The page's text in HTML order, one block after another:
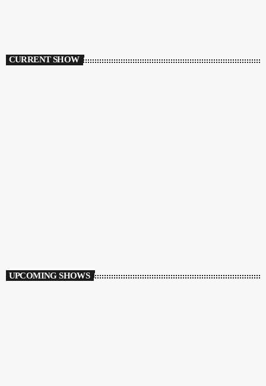
CURRENT SHOW
UPCOMING SHOWS